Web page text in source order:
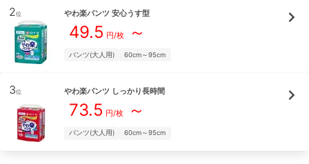
2位 やわ楽パンツ 安心うす型
49.5 円/枚～
パンツ(大人用) 60cm～95cm
3位 やわ楽パンツ しっかり長時間
73.5 円/枚～
パンツ(大人用) 60cm～95cm